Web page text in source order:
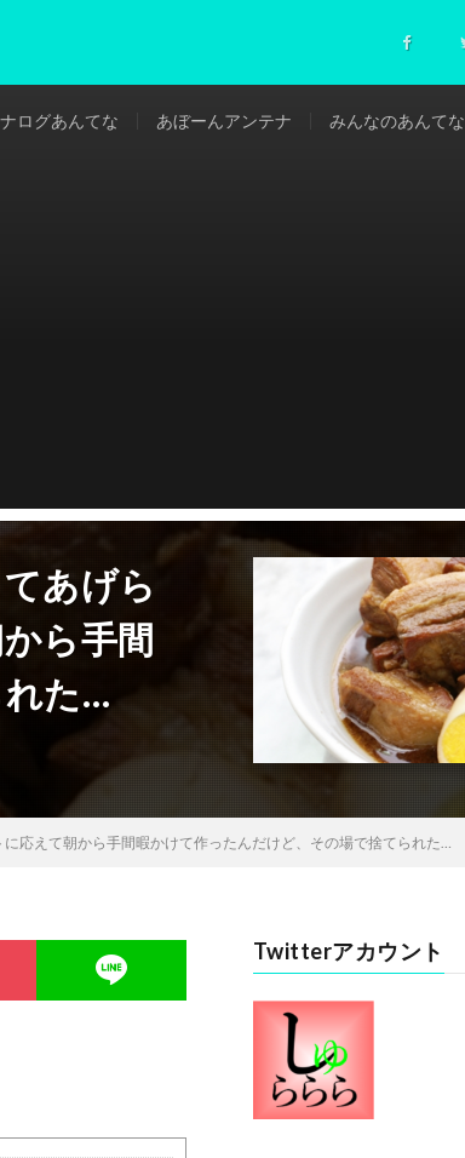
ログあんてな あぼーんアンテナ みんなのあんてな
あげら
ら手間
れた…
応えて朝から手間暇かけて作ったんだけど、その場で捨てられた…
Twitterアカウント